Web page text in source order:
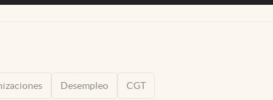
Desempleo CGT